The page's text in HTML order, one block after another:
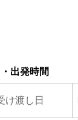
出発時間